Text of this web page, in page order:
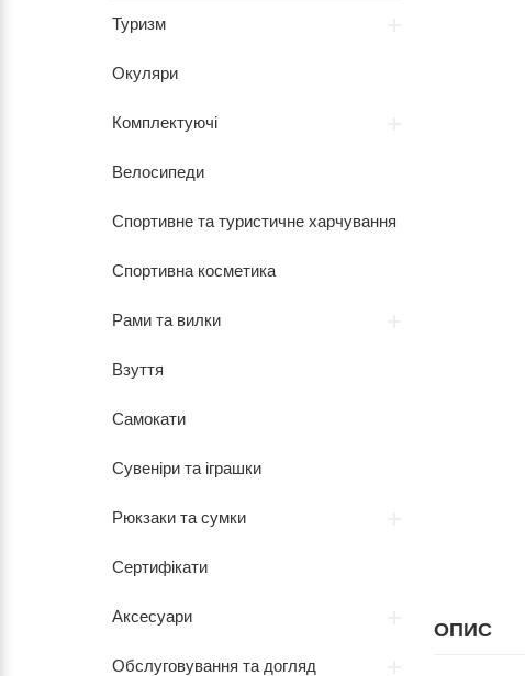
ОПИС
Туризм
Окуляри
Комплектуючі
Велосипеди
Спортивне та туристичне харчування
Спортивна косметика
Рами та вилки
Взуття
Самокати
Сувеніри та іграшки
Рюкзаки та сумки
Сертифікати
Аксесуари
Обслуговування та догляд